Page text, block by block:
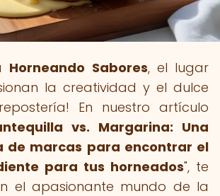
Horneando Sabores, el lugar
la creatividad y el dulce
En nuestro artículo
vs. Margarina: Una
de marcas para encontrar el
para tus horneados", te
el apasionante mundo de la